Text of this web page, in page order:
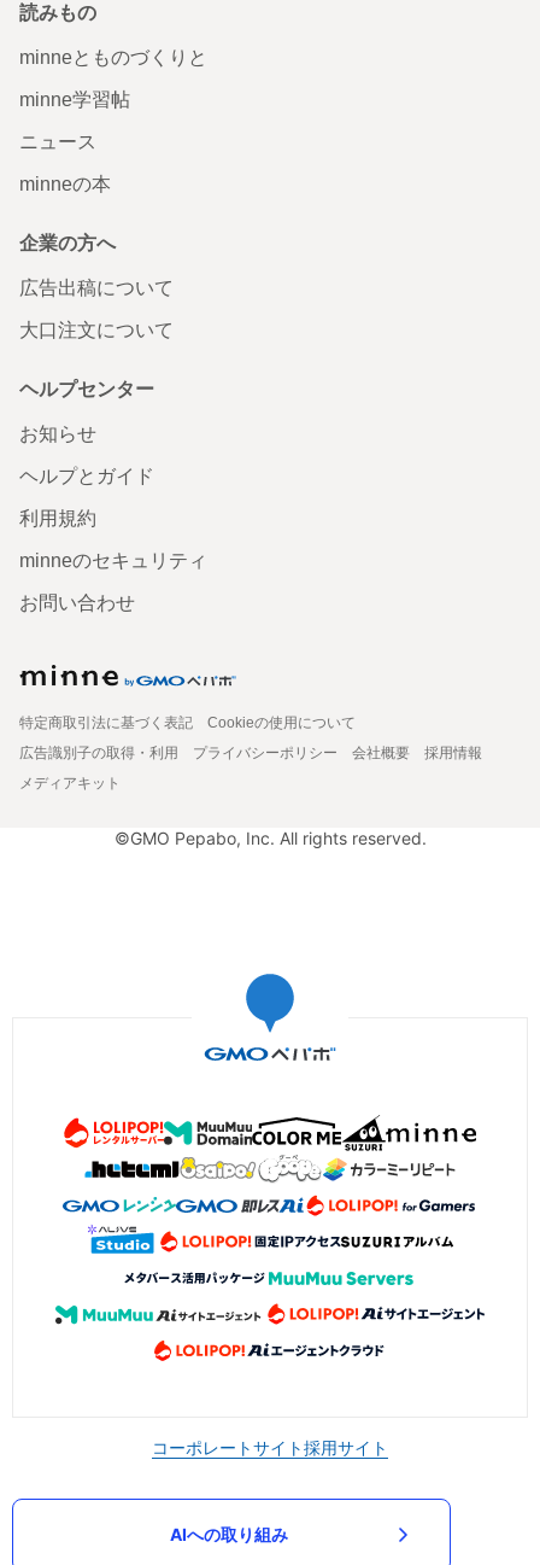
読みもの
minneとものづくりと
minne学習帖
ニュース
minneの本
企業の方へ
広告出稿について
大口注文について
ヘルプセンター
お知らせ
ヘルプとガイド
利用規約
minneのセキュリティ
お問い合わせ
特定商取引法に基づく表記
Cookieの使用について
広告識別子の取得・利用
プライバシーポリシー 会社概要
採用情報
メディアキット
©GMO Pepabo, Inc. All rights reserved.
コーポレートサイト採用サイト
AIへの取り組み